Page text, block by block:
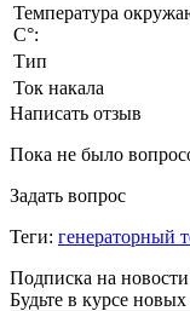
Температура
С°:
Тип
Ток накала
Написать отзыв
Пока не было
Задать вопрос
Теги: генераторный
Подписка на новости
Будьте в курсе